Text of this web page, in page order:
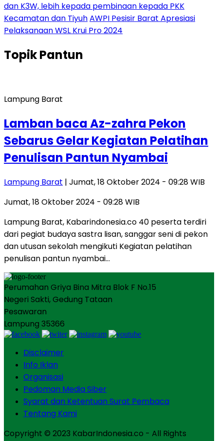
dan K3W, lebih kepada pembinaan kepada PKK
Kecamatan dan TiyuhAWPI Pesisir Barat Apresiasi
Pelaksanaan WSL Krui Pro 2024
TopikPantun
Lampung Barat
Lamban baca Az-zahra Pekon
Sebarus Gelar Kegiatan Pelatihan
Penulisan Pantun Nyambai
Lampung Barat | Jumat, 18 Oktober 2024 - 09:28 WIB
Jumat, 18 Oktober 2024 - 09:28 WIB
Lampung Barat, Kabarindonesia.co 40 peserta terdiri
dari pegiat budaya sastra lisan, sanggar seni di pekon
dan utusan sekolah mengikuti Kegiatan pelatihan
penulisan pantun nyambai…
Perumahan Griya Bina Mitra Blok F No.15
Negeri Sakti, Gedung Tataan
Pesawaran
Lampung 35366
Disclaimer
Info Iklan
Organisasi
Pedoman Media Siber
Syarat dan Ketentuan Surat Pembaca
Tentang Kami
Copyright © 2023 KabarIndonesia.co - All Rights